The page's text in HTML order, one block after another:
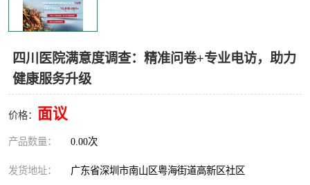
四川医院满意度调查：精准问卷+专业电访，助力
健康服务升级
价格： 面议
产品数量： 0.00次
发货地址： 广东省深圳市南山区粤海街道高新区社区